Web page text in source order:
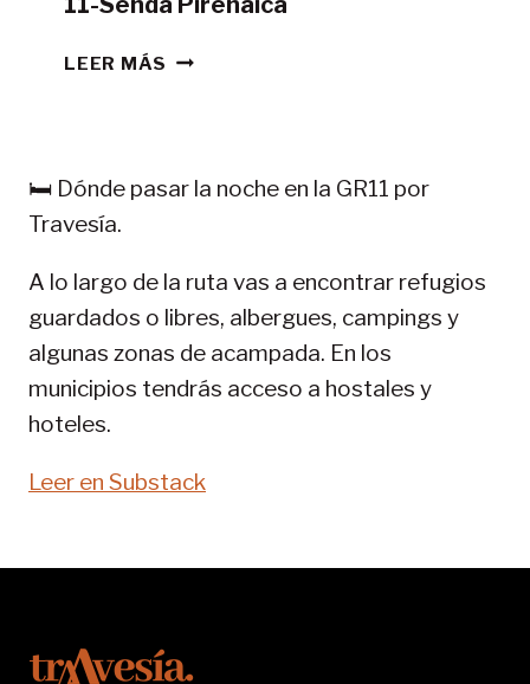
LEER MÁS CONSEJOS
11-
🛏️ Dónde pasar la noche en la GR11 por
Travesía.
A lo largo de la ruta vas a encontrar refugios
guardados o libres, albergues, campings y
algunas zonas de acampada. En los
municipios tendrás acceso a hostales y
hoteles.
Leer en Substack